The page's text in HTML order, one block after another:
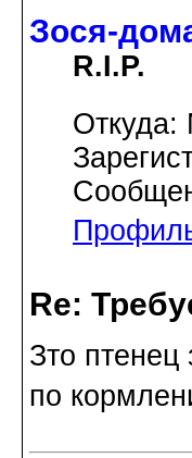
Зося-
R.I.P.
Откуда:
Re:
Зто
по